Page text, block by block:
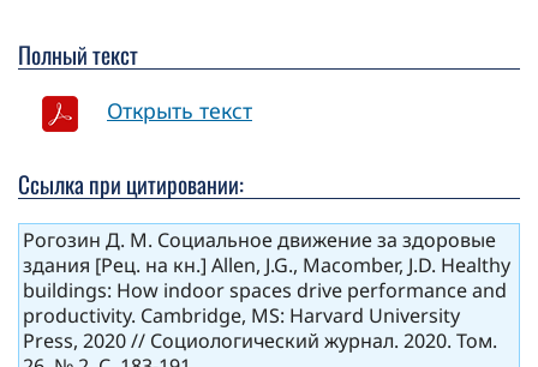
Полный текст
Открыть текст
Ссылка при цитировании:
Рогозин Д. М. Социальное движение за здоровые
здания [Рец. на кн.] Allen, J.G., Macomber, J.D. Healthy
buildings: How indoor spaces drive performance and
productivity. Cambridge, MS: Harvard University
Press, 2020 // Социологический журнал. 2020. Том.